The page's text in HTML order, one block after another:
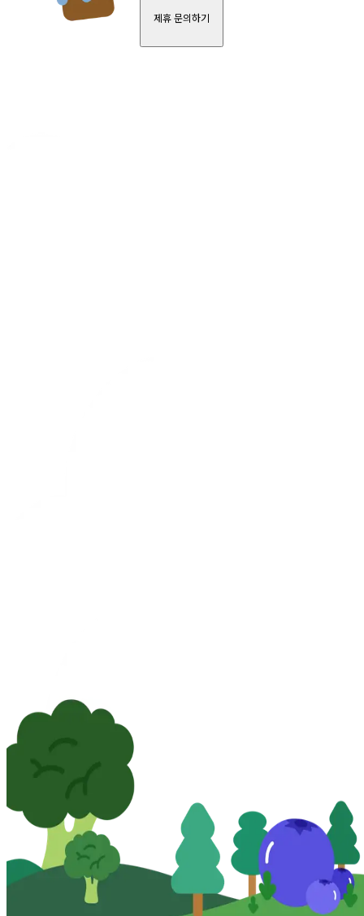
제휴 문의하기